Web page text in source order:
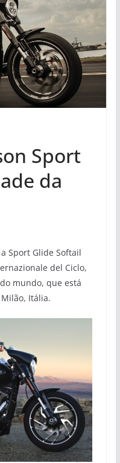
Sport
da
Sport Glide Softail
del Ciclo,
mundo, que está
Itália.